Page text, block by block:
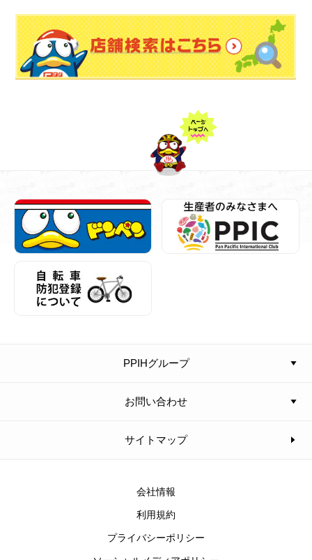
PPIHグループ
お問い合わせ
サイトマップ
会社情報
利用規約
プライバシーポリシー